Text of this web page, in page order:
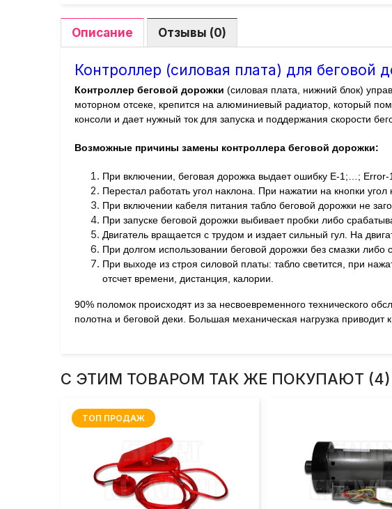
Описание Отзывы (0)
Контроллер (силовая плата) для беговой
Контроллер беговой дорожки (силовая плата, нижний блок)
моторном отсеке, крепится на алюминиевый радиатор, который
консоли и дает нужный ток для запуска и поддержания скорости
Возможные причины замены контроллера беговой дорожки:
При включении, беговая дорожка выдает ошибку E-1;…;
Перестал работать угол наклона. При нажатии на кнопки
При включении кабеля питания табло беговой дорожки не
При запуске беговой дорожки выбивает пробки либо
Двигатель вращается с трудом и издает сильный гул. На
При долгом использовании беговой дорожки без смазки либо
При выходе из строя силовой платы: табло светится, при
отсчет времени, дистанция, калории.
90% поломок происходят из за несвоевременного технического
полотна и беговой деки. Большая механическая нагрузка приводит
С ЭТИМ ТОВАРОМ ТАК ЖЕ ПОКУПАЮТ (4)
ТОП ПРОДАЖ